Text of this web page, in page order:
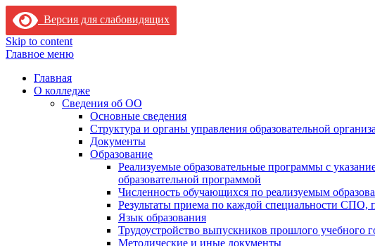
Версия для слабовидящих
Skip to content
Главное меню
Главная
О колледже
Сведения об ОО
Основные сведения
Структура и органы управления образовательной
Документы
Образование
Реализуемые образовательные программы с
образовательной программой
Численность обучающихся по реализуемым
Результаты приема по каждой специальности СПО,
Язык образования
Трудоустройство выпускников прошлого
Методические и иные документы